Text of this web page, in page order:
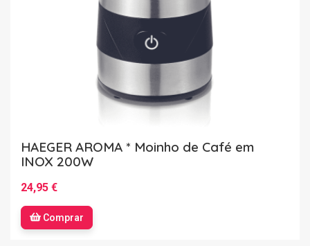
HAEGER AROMA * Moinho de Café em
INOX 200W
24,95 €
Comprar